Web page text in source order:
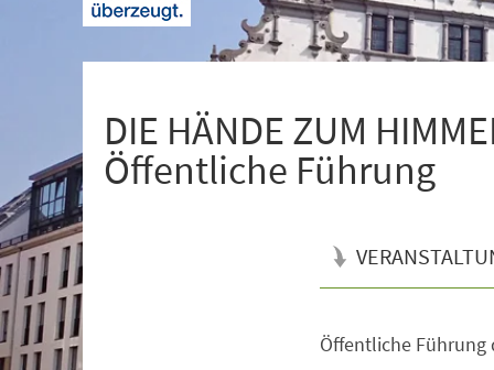
DIE HÄNDE ZUM
Öffentliche Führung
Öffentliche